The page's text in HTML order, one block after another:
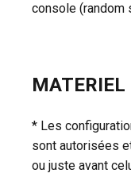
console (random
MATERIEL
* Les
sont autorisées
ou juste avant